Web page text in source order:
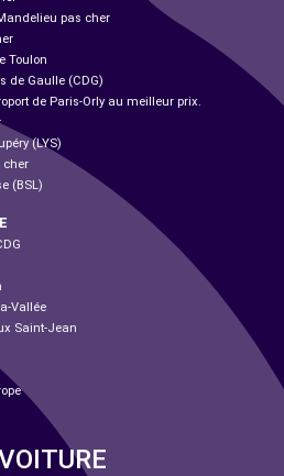
pas cher
Toulon
de Gaulle (CDG)
de Paris-Orly au meilleur prix.
(LYS)
cher
(BSL)
Vallée
Saint-Jean